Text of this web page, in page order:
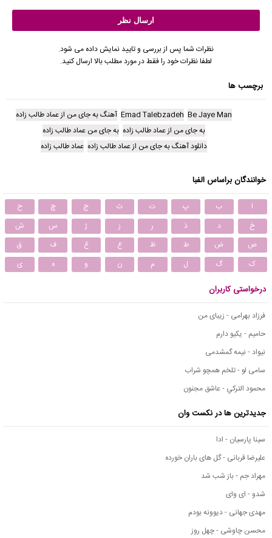
نظرات شما پس از بررسی و تایید نمایش داده می شود.
لطفا نظرات خود را فقط در مورد مطلب بالا ارسال کنید.
برچسب ها
Be Jaye Man
Emad Talebzadeh آهنگ به جای من از عماد طالب زاده
به جای من از عماد طالب زاده به جای من عماد طالب زاده
دانلود آهنگ به جای من از عماد طالب زاده عماد طالب زاده
خوانندگان براساس الفبا
ا ب پ ت ث ج چ
ح
خ
د ذ ر ز ژ س
ش
ص
ض ط ظ ع غ ف
ق
ک
گ ل م ن و ه ی
درخواستی کاربران
فرزاد بهرامی - زیبای من
حامیم - یکیو دارم
نیواد - نیمه گمشدمی
سامی لو - تلخم همچو شراب
محمود التركي - عاشق مجنون
جدیدترین ها در نکست وان
سینا پارسیان - ادا
علیرضا قربانی - گل های باران خورده
مهراد جم - باز شب شد
شدو - ای وای
مهدی جهانی - دیوونه بودم
محسن چاوشی - چهل روز